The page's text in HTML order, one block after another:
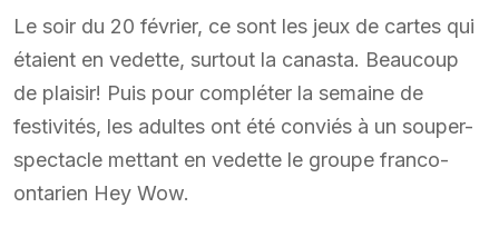
Le soir du 20 février, ce sont les jeux de cartes qui
étaient en vedette, surtout la canasta. Beaucoup
de plaisir! Puis pour compléter la semaine de
festivités, les adultes ont été conviés à un souper-
spectacle mettant en vedette le groupe franco-
ontarien Hey Wow.